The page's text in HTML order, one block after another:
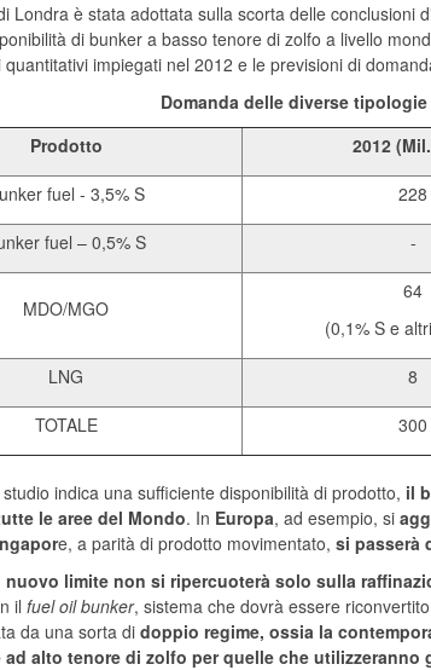
Londra è stata adottata sulla scorta delle conclusioni
di bunker a basso tenore di zolfo a livello
impiegati nel 2012 e le previsioni di
Domanda delle diverse
Prodotto
2012
fuel - 3,5% S
228
fuel – 0,5% S
-
MDO/MGO
64
(0,1% S e
LNG
8
TOTALE
300
indica una sufficiente disponibilità di prodotto, il
le aree del Mondo. In Europa, ad esempio, si
e, a parità di prodotto movimentato, si passerà
nuovo limite non si ripercuoterà solo sulla
il fuel oil bunker, sistema che dovrà essere
da una sorta didoppio regime, ossia la
ad alto tenore di zolfo per quelle che utilizzeranno